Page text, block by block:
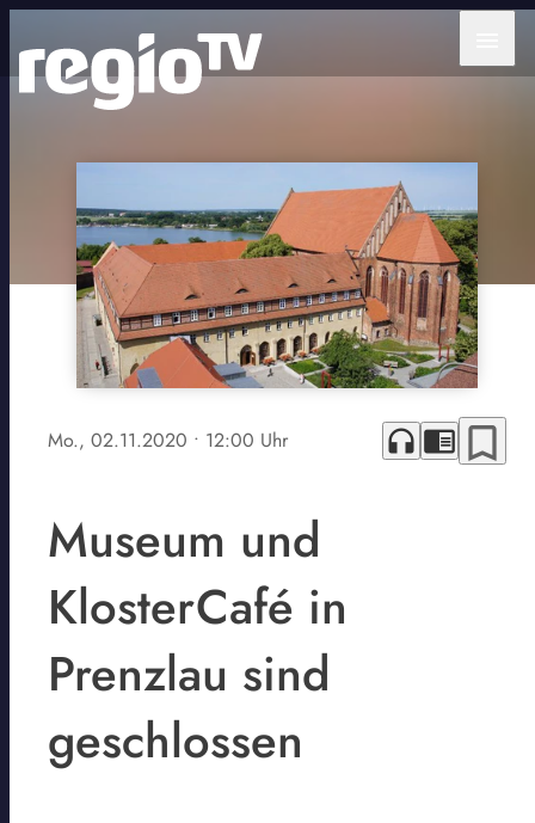
Mo., 02.11.2020 • 12:00 Uhr headphones chrome_reader_mode bookmark_border
Museum und
KlosterCafé in
Prenzlau sind
geschlossen